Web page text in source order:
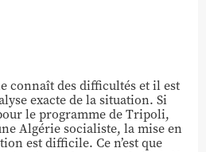
connaît des difficultés et il est
exacte de la situation. Si
le programme de Tripoli,
Algérie socialiste, la mise en
est difficile. Ce n’est que